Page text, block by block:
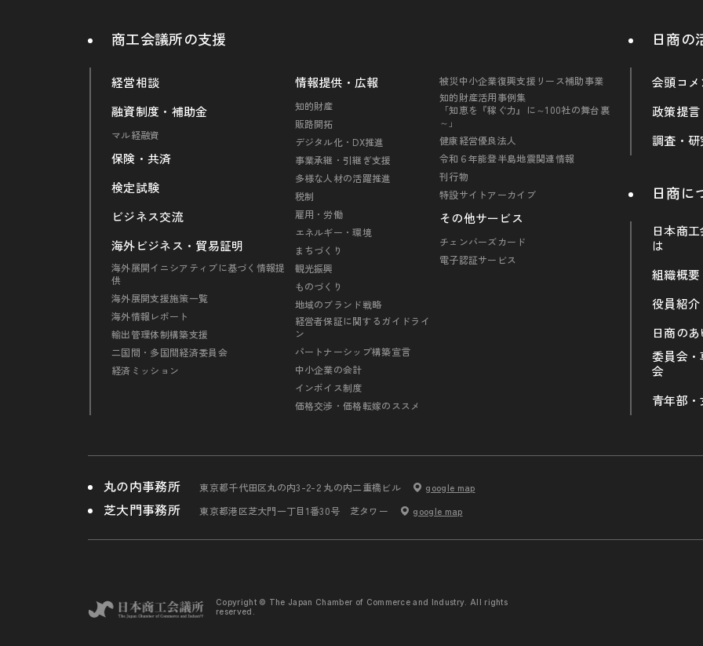
商工会議所の支援
経営相談
融資制度・補助金
マル経融資
保険・共済
検定試験
ビジネス交流
海外ビジネス・貿易証明
海外展開イニシアティブに基づく情報提
供
海外展開支援施策一覧
海外情報レポート
輸出管理体制構築支援
二国間・多国間経済委員会
経済ミッション
情報提供・広報
知的財産
販路開拓
デジタル化・DX推進
事業承継・引継ぎ支援
多様な人材の活躍推進
税制
雇用・労働
エネルギー・環境
まちづくり
観光振興
ものづくり
地域のブランド戦略
経営者保証に関するガイドライ
ン
パートナーシップ構築宣言
中小企業の会計
インボイス制度
価格交渉・価格転嫁のススメ
被災中小企業復興支援リース補助事業
知的財産活用事例集
「知恵を『稼ぐ力』に～100社の舞台裏
～」
健康経営優良法人
令和６年能登半島地震関連情報
刊行物
特設サイトアーカイブ
その他サービス
チェンバーズカード
電子認証サービス
日商の
会頭コメ
政策提言
調査・研
日商に
日本商
は
組織概要
役員紹介
日商の
委員会・
会
青年部
丸の内事務所 東京都千代田区丸の内3-2-2 丸の内二重橋ビル google map
芝大門事務所 東京都港区芝大門一丁目1番30号 芝タワー google map
Copyright © The Japan Chamber of Commerce and Industry. All rights
reserved.